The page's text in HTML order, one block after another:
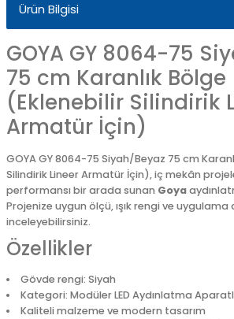
Ürün Bilgisi
GOYA GY 8064-75
75 cm Karanlık Bölge
(Eklenebilir Silindirik
Armatür İçin)
GOYA GY 8064-75 Siyah/Beyaz 75 cm
Silindirik Lineer Armatür İçin), iç mekân
performansı bir arada sunan Goya
Projenize uygun ölçü, ışık rengi ve
inceleyebilirsiniz.
Özellikler
Gövde rengi: Siyah
Kategori: Modüler LED Aydınlatma
Kaliteli malzeme ve modern tasarım